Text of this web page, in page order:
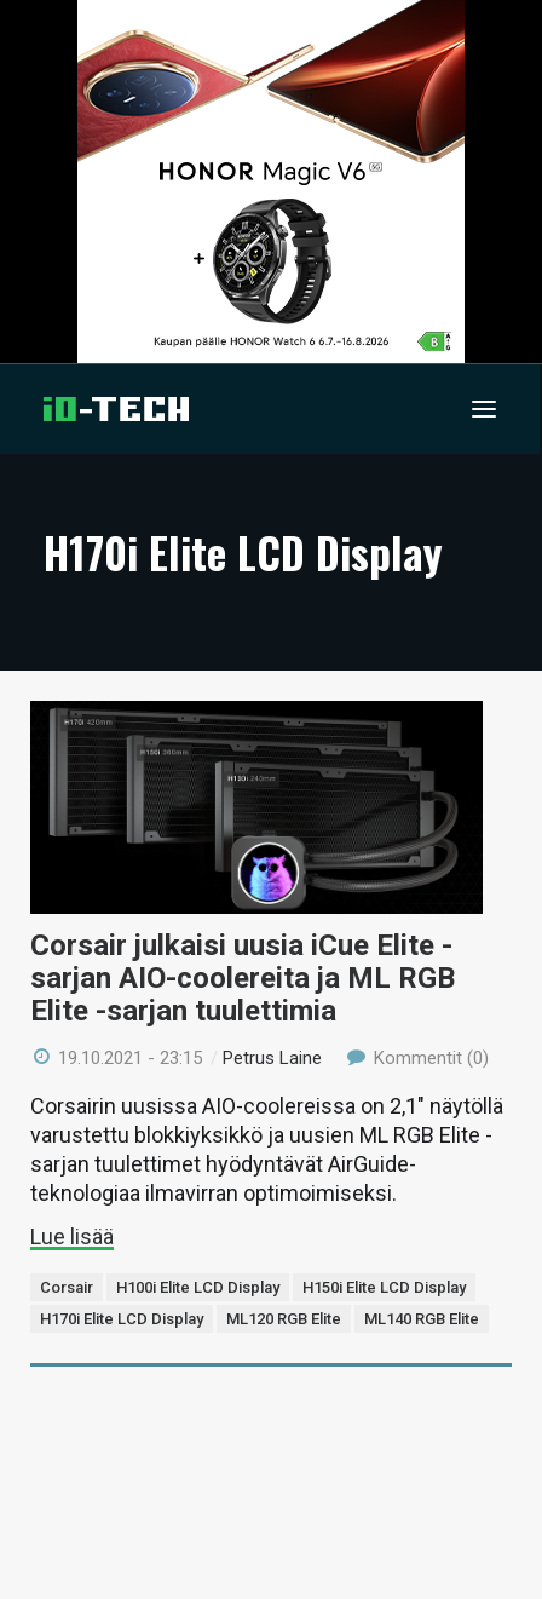
ARTIKKELIT
TECHBBS
TIETOA
HINTA.FI
KAUPPA
HAKU
H170i Elite LCD Display
Corsair julkaisi uusia iCue Elite -
sarjan AIO-coolereita ja ML RGB
Elite -sarjan tuulettimia
19.10.2021 - 23:15 /Petrus Laine Kommentit (0)
Corsairin uusissa AIO-coolereissa on 2,1″ näytöllä
varustettu blokkiyksikkö ja uusien ML RGB Elite -
sarjan tuulettimet hyödyntävät AirGuide-
teknologiaa ilmavirran optimoimiseksi.
Lue lisää
Corsair H100i Elite LCD Display
H150i Elite LCD Display
H170i Elite LCD Display
ML120 RGB Elite ML140 RGB Elite